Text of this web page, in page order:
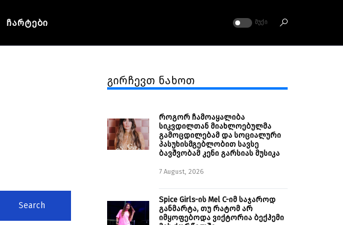
ჩარტები ᲛᲣᲥᲘ
Search
გირჩევთ ნახოთ
როგორ ჩამოაყალიბა
სიკვდილთან მიახლოებულმა
გამოცდილებამ და სოციალური
პასუხისმგებლობით სავსე
ბავშვობამ კენი გარსიას მუსიკა
7 August, 2026
Spice Girls-ის Mel C-იმ საჯაროდ
განმარტა, თუ რატომ არ
იმყოფებოდა ვიქტორია ბექჰემი